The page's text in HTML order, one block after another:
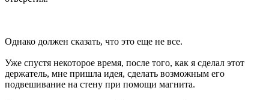
Однако должен сказать, что это еще не все.
Уже спустя некоторое время, после того, как я сделал этот
держатель, мне пришла идея, сделать возможным его
подвешивание на стену при помощи магнита.